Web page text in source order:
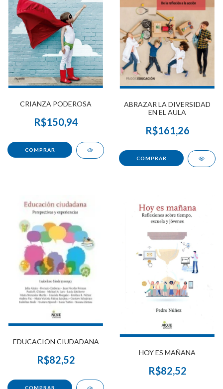
CRIANZA PODEROSA
R$150,94
ABRAZAR LA DIVERSIDAD
EN EL AULA
R$161,26
EDUCACION CIUDADANA
R$82,52
HOY ES MAÑANA
R$82,52